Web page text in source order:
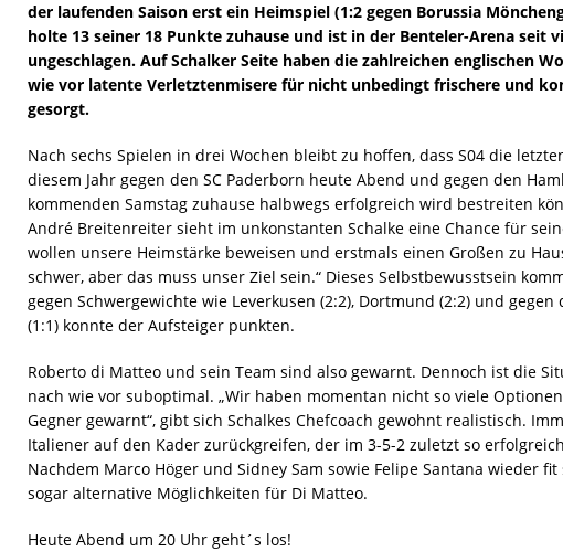
der laufenden Saison erst ein Heimspiel (1:2 gegen Borussia
holte 13 seiner 18 Punkte zuhause und ist in der Benteler-Arena seit
ungeschlagen. Auf Schalker Seite haben die zahlreichen englischen
wie vor latente Verletztenmisere für nicht unbedingt frischere und
gesorgt.
Nach sechs Spielen in drei Wochen bleibt zu hoffen, dass S04 die
diesem Jahr gegen den SC Paderborn heute Abend und gegen den
kommenden Samstag zuhause halbwegs erfolgreich wird bestreiten
André Breitenreiter sieht im unkonstanten Schalke eine Chance für
wollen unsere Heimstärke beweisen und erstmals einen Großen zu
schwer, aber das muss unser Ziel sein.“ Dieses Selbstbewusstsein
gegen Schwergewichte wie Leverkusen (2:2), Dortmund (2:2) und gegen
(1:1) konnte der Aufsteiger punkten.
Roberto di Matteo und sein Team sind also gewarnt. Dennoch ist die
nach wie vor suboptimal. „Wir haben momentan nicht so viele
Gegner gewarnt“, gibt sich Schalkes Chefcoach gewohnt realistisch.
Italiener auf den Kader zurückgreifen, der im 3-5-2 zuletzt so
Nachdem Marco Höger und Sidney Sam sowie Felipe Santana wieder
sogar alternative Möglichkeiten für Di Matteo.
Heute Abend um 20 Uhr geht´s los!